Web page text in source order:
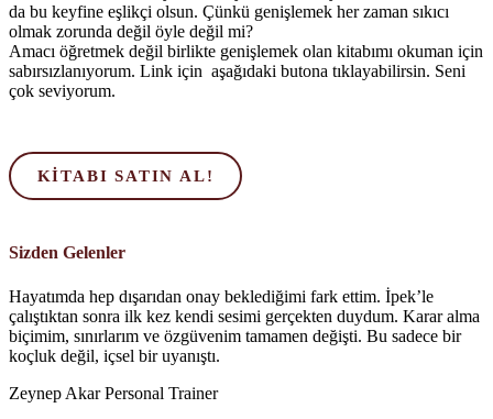
da bu keyfine eşlikçi olsun. Çünkü genişlemek her zaman sıkıcı
olmak zorunda değil öyle değil mi?
Amacı öğretmek değil birlikte genişlemek olan kitabımı okuman için
sabırsızlanıyorum. Link için aşağıdaki butona tıklayabilirsin. Seni
çok seviyorum.
KITABI SATIN AL!
Sizden Gelenler
Hayatımda hep dışarıdan onay beklediğimi fark ettim. İpek’le
çalıştıktan sonra ilk kez kendi sesimi gerçekten duydum. Karar alma
biçimim, sınırlarım ve özgüvenim tamamen değişti. Bu sadece bir
koçluk değil, içsel bir uyanıştı.
Zeynep AkarPersonal Trainer